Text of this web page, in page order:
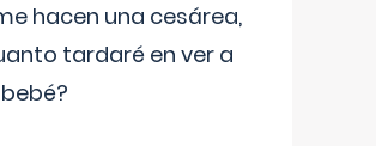
hacen una cesárea,
tardaré en ver a